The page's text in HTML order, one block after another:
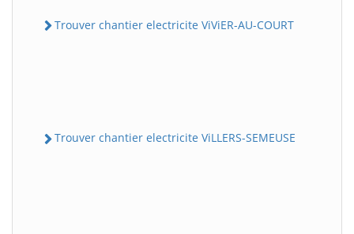
Trouver chantier electricite ViViER-AU-COURT
Trouver chantier electricite ViLLERS-SEMEUSE